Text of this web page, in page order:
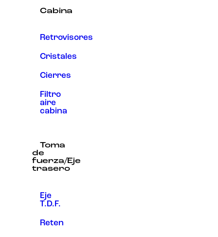
Cabina
Retrovisores
Cristales
Cierres
Filtro
aire
cabina
Toma
de
fuerza/Eje
trasero
Eje
T.D.F.
Reten